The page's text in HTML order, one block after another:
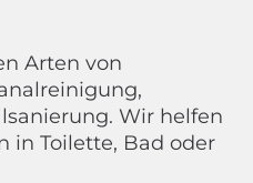
Arten von
Wir helfen
in Toilette, Bad oder